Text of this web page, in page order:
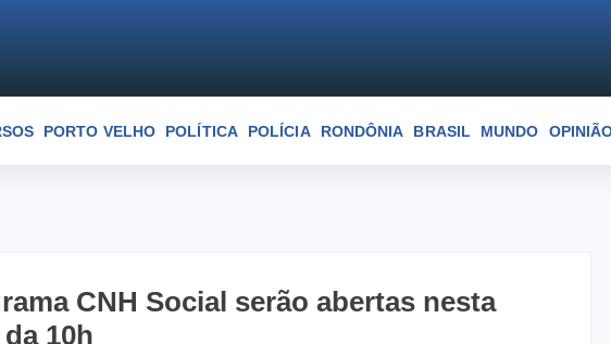
PORTO VELHO POLÍTICA POLÍCIA RONDÔNIA BRASIL MUNDO
CNH Social serão abertas nesta
10h